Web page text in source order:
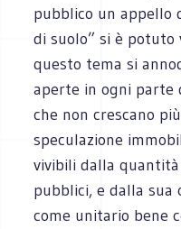
pubblico un appello
di suolo” si è
questo tema si
aperte in ogni parte
che non crescano
speculazione
vivibili dalla
pubblici, e dalla sua
come unitario bene